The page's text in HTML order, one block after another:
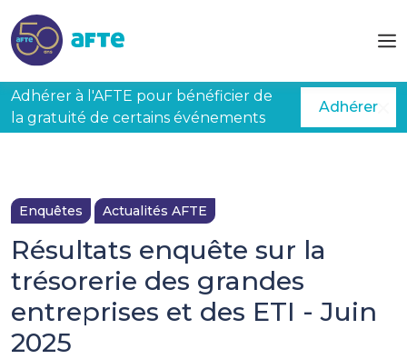
Adhérer à l'AFTE pour bénéficier de
la gratuité de certains événements
Adhérer
Enquêtes Actualités AFTE
Résultats enquête sur la
trésorerie des grandes
entreprises et des ETI - Juin
2025